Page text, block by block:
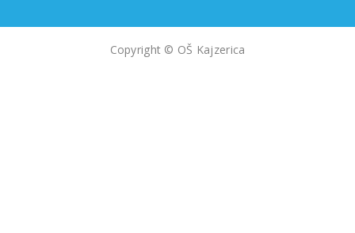
Copyright © OŠ Kajzerica